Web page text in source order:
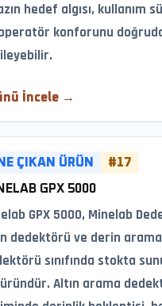
hedef algısı, kullanım
konforunu
İncele →
ÇIKAN ÜRÜN #17
GPX 5000
GPX 5000, Minelab
dedektörü ve derin arama
sınıfında stokta
Altın arama